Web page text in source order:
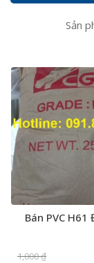
Sản
Bán PVC H61
1,000₫